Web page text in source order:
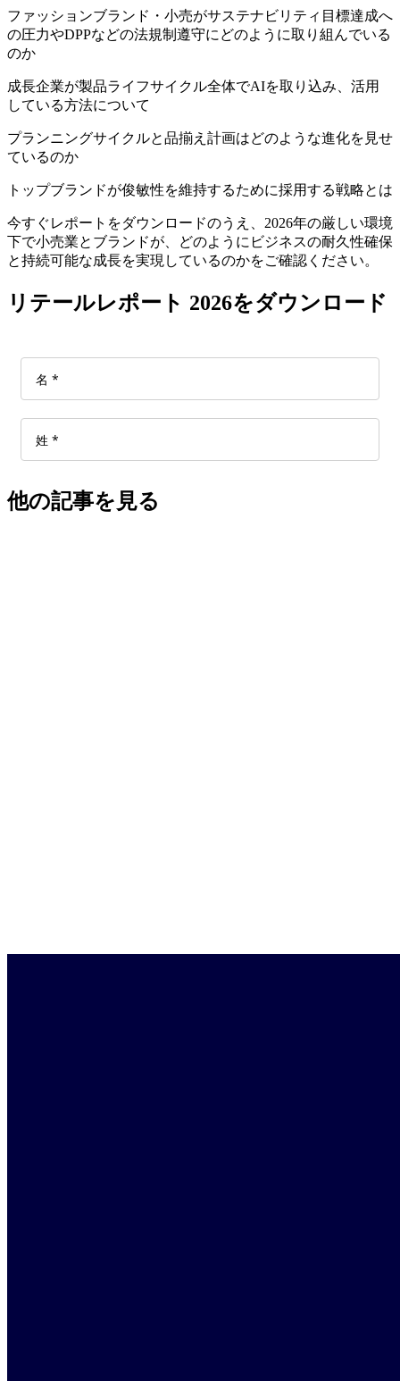
ファッションブランド・小売がサステナビリティ目標達成へ
の圧力やDPPなどの法規制遵守にどのように取り組んでいる
のか
成長企業が製品ライフサイクル全体でAIを取り込み、活用
している方法について
プランニングサイクルと品揃え計画はどのような進化を見せ
ているのか
トップブランドが俊敏性を維持するために採用する戦略とは
今すぐレポートをダウンロードのうえ、2026年の厳しい環境
下で小売業とブランドが、どのようにビジネスの耐久性確保
と持続可能な成長を実現しているのかをご確認ください。
リテールレポート 2026をダウンロード
他の記事を見る